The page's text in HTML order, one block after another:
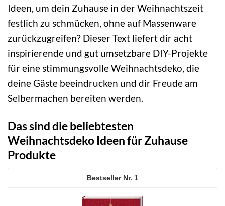
Ideen, um dein Zuhause in der Weihnachtszeit
festlich zu schmücken, ohne auf Massenware
zurückzugreifen? Dieser Text liefert dir acht
inspirierende und gut umsetzbare DIY-Projekte
für eine stimmungsvolle Weihnachtsdeko, die
deine Gäste beeindrucken und dir Freude am
Selbermachen bereiten werden.
Das sind die beliebtesten
Weihnachtsdeko Ideen für Zuhause
Produkte
1